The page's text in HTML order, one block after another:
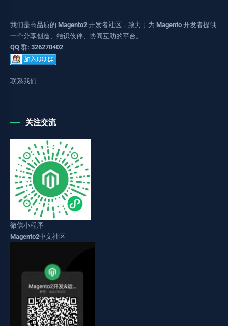
我们是高品质的 Magento2 开发者社区，致力于为 Magento 开发者提供
一个分享创造、结识伙伴、协同互助的平台。
QQ 群: 326270402
联系我们
关注交流
微信小程序
Magento2中文社区